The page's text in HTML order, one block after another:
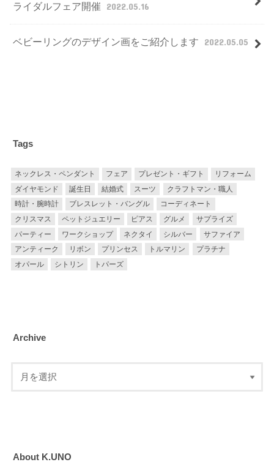
ライダルフェア開催
2022.05.16
ベビーリングのデザイン画をご紹介します 2022.05.05
Tags
ネックレス・ペンダント フェア プレゼント・ギフト
リフォーム
ダイヤモンド
誕生日 結婚式 スーツ
クラフトマン・職人
時計・腕時計
ブレスレット・バングル
コーディネート
クリスマス
ペットジュエリー ピアス グルメ
サプライズ
パーティー
ワークショップ ネクタイ シルバー
サファイア
アンティーク
リボン プリンセス トルマリン
プラチナ
オパール
シトリン トパーズ
Archive
About K.UNO